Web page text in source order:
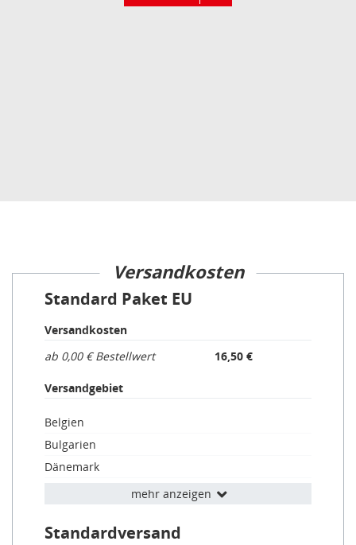
Versandkosten
Standard Paket EU
Versandkosten
ab 0,00 € Bestellwert
16,50 €
Versandgebiet
Belgien
Bulgarien
Dänemark
Frankreich
mehr anzeigen
Standardversand